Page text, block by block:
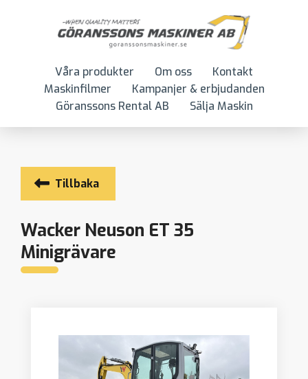
Våra produkter Om oss
Kontakt
Maskinfilmer
Kampanjer & erbjudanden
Göranssons Rental AB
Sälja Maskin
Tillbaka
Wacker Neuson ET 35
Minigrävare